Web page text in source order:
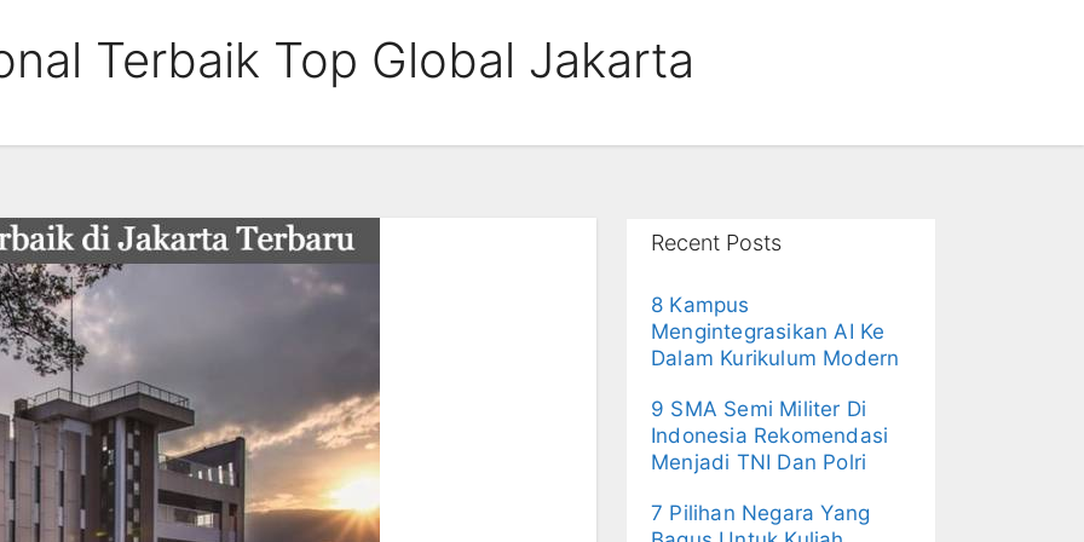
Terbaik Top Global Jakarta
Recent Posts
8 Kampus
Mengintegrasikan AI Ke
Dalam Kurikulum Modern
9 SMA Semi Militer Di
Indonesia Rekomendasi
Menjadi TNI Dan Polri
7 Pilihan Negara Yang